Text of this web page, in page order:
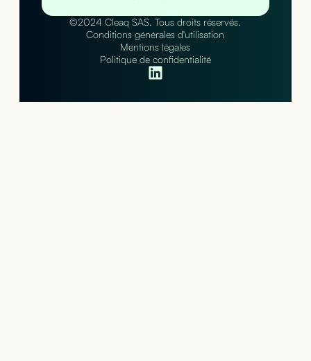
©2024 Cleaq SAS. Tous droits réservés.
Conditions générales d'utilisation
Mentions légales
Politique de confidentialité